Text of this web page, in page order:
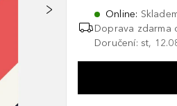
Online:
Doprava zdarma
Doručení: st,